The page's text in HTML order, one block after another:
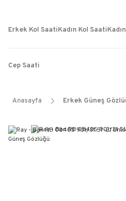
Erkek Kol SaatiKadın Kol Saati
Cep Saati
Anasayfa Erkek Güneş